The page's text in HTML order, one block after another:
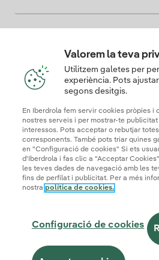
Mapa webInformació legal i
Seguridad de la información
Com ser col·laborador?
© 2026 Iberdrola
Valorem la teva
Utilitzem galetes per
experiència. Pots
segons desitgis.
En Iberdrola fem servir cookies pròpies i
nostres serveis i per mostrar-te
interessos. Pots acceptar o rebutjar
corresponents. També pots triar quines
en "Configuració de cookies" Si ets
d'Iberdrola i fas clic a "Acceptar
les teves dades de navegació amb les
fins de perfilat i publicitat. Per a més
nostra política de cookies.
Configuració de cookies